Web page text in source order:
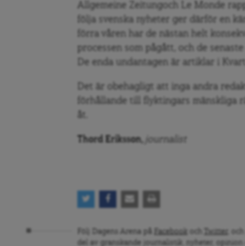
Allgemeine Zeitungoch Le Monde
följa svenska nyheter ger därför en
förra våren har de nästan helt
processen som pågått, och de
De enda undantagen är artiklar i
Det är obehagligt att inga andra
förhållande till flyktingars mänskliga
Thord Eriksson, journalist
Följ Dagens Arena på Facebook Twitter
del av granskande journalistik, nyheter, opinion